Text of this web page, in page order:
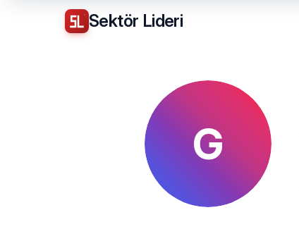
Sektör Lideri
G